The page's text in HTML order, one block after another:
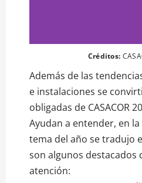
Créditos:
Además de las
e instalaciones se
obligadas de CASACOR
Ayudan a entender, en
tema del año se tradujo
son algunos destacados
atención: